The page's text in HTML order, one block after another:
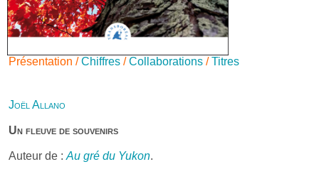
Présentation /Chiffres /Collaborations /Titres
Joël Allano
Un fleuve de souvenirs
Auteur de : Au gré du Yukon.